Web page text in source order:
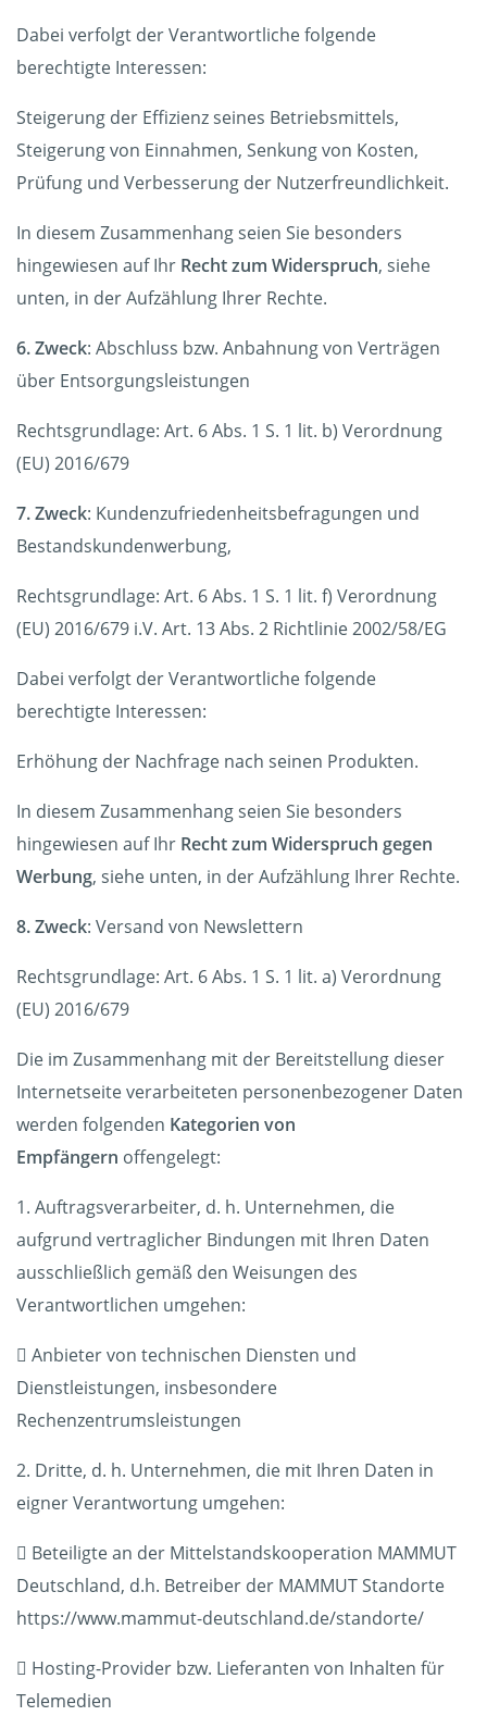
Dabei verfolgt der Verantwortliche folgende
berechtigte Interessen:
Steigerung der Effizienz seines Betriebsmittels,
Steigerung von Einnahmen, Senkung von Kosten,
Prüfung und Verbesserung der Nutzerfreundlichkeit.
In diesem Zusammenhang seien Sie besonders
hingewiesen auf Ihr Recht zum Widerspruch, siehe
unten, in der Aufzählung Ihrer Rechte.
6. Zweck: Abschluss bzw. Anbahnung von Verträgen
über Entsorgungsleistungen
Rechtsgrundlage: Art. 6 Abs. 1 S. 1 lit. b) Verordnung
(EU) 2016/679
7. Zweck: Kundenzufriedenheitsbefragungen und
Bestandskundenwerbung,
Rechtsgrundlage: Art. 6 Abs. 1 S. 1 lit. f) Verordnung
(EU) 2016/679 i.V. Art. 13 Abs. 2 Richtlinie 2002/58/EG
Dabei verfolgt der Verantwortliche folgende
berechtigte Interessen:
Erhöhung der Nachfrage nach seinen Produkten.
In diesem Zusammenhang seien Sie besonders
hingewiesen auf Ihr Recht zum Widerspruch gegen
Werbung, siehe unten, in der Aufzählung Ihrer Rechte.
8. Zweck: Versand von Newslettern
Rechtsgrundlage: Art. 6 Abs. 1 S. 1 lit. a) Verordnung
(EU) 2016/679
Die im Zusammenhang mit der Bereitstellung dieser
Internetseite verarbeiteten personenbezogener Daten
werden folgenden Kategorien von
Empfängern offengelegt:
1. Auftragsverarbeiter, d. h. Unternehmen, die
aufgrund vertraglicher Bindungen mit Ihren Daten
ausschließlich gemäß den Weisungen des
Verantwortlichen umgehen:
 Anbieter von technischen Diensten und
Dienstleistungen, insbesondere
Rechenzentrumsleistungen
2. Dritte, d. h. Unternehmen, die mit Ihren Daten in
eigner Verantwortung umgehen:
 Beteiligte an der Mittelstandskooperation MAMMUT
Deutschland, d.h. Betreiber der MAMMUT Standorte
https://www.mammut-deutschland.de/standorte/
 Hosting-Provider bzw. Lieferanten von Inhalten für
Telemedien